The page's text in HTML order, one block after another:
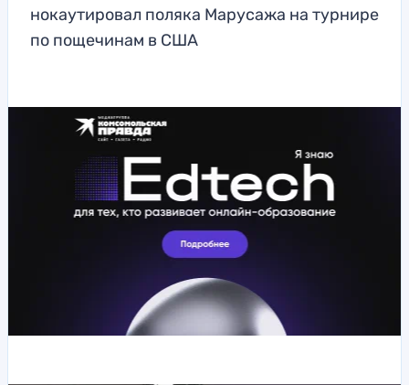
нокаутировал поляка Марусажа на турнире
по пощечинам в США